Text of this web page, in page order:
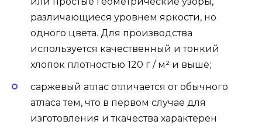
различающиеся уровнем яркости, но
одного цвета. Для производства
используется качественный и тонкий
хлопок плотностью 120 г / м² и выше;
саржевый атлас отличается от обычного
атласа тем, что в первом случае для
изготовления и ткачества характерен